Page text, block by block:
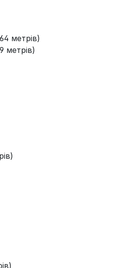
метрів)
метрів)